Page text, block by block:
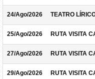
24/Ago/2026 TEATRO
25/Ago/2026 RUTA VISITA
27/Ago/2026 RUTA VISITA
29/Ago/2026 RUTA VISITA